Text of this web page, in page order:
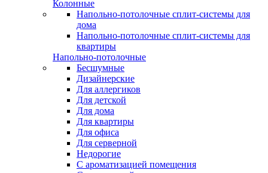
Колонные
Напольно-потолочные сплит-системы для
дома
Напольно-потолочные сплит-системы для
квартиры
Напольно-потолочные
Бесшумные
Дизайнерские
Для аллергиков
Для детской
Для дома
Для квартиры
Для офиса
Для серверной
Недорогие
С ароматизацией помещения